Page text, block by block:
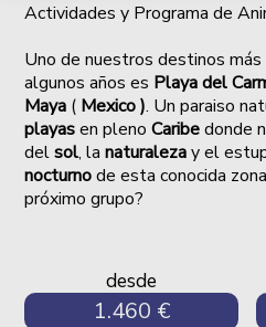
Actividades y Programa de
Uno de nuestros destinos
algunos años es Playa del
Maya ( Mexico ). Un paraiso
playasen plenoCaribedonde
delsol, lanaturalezay el
nocturnode esta conocida
próximo grupo?
desde
1.460 €